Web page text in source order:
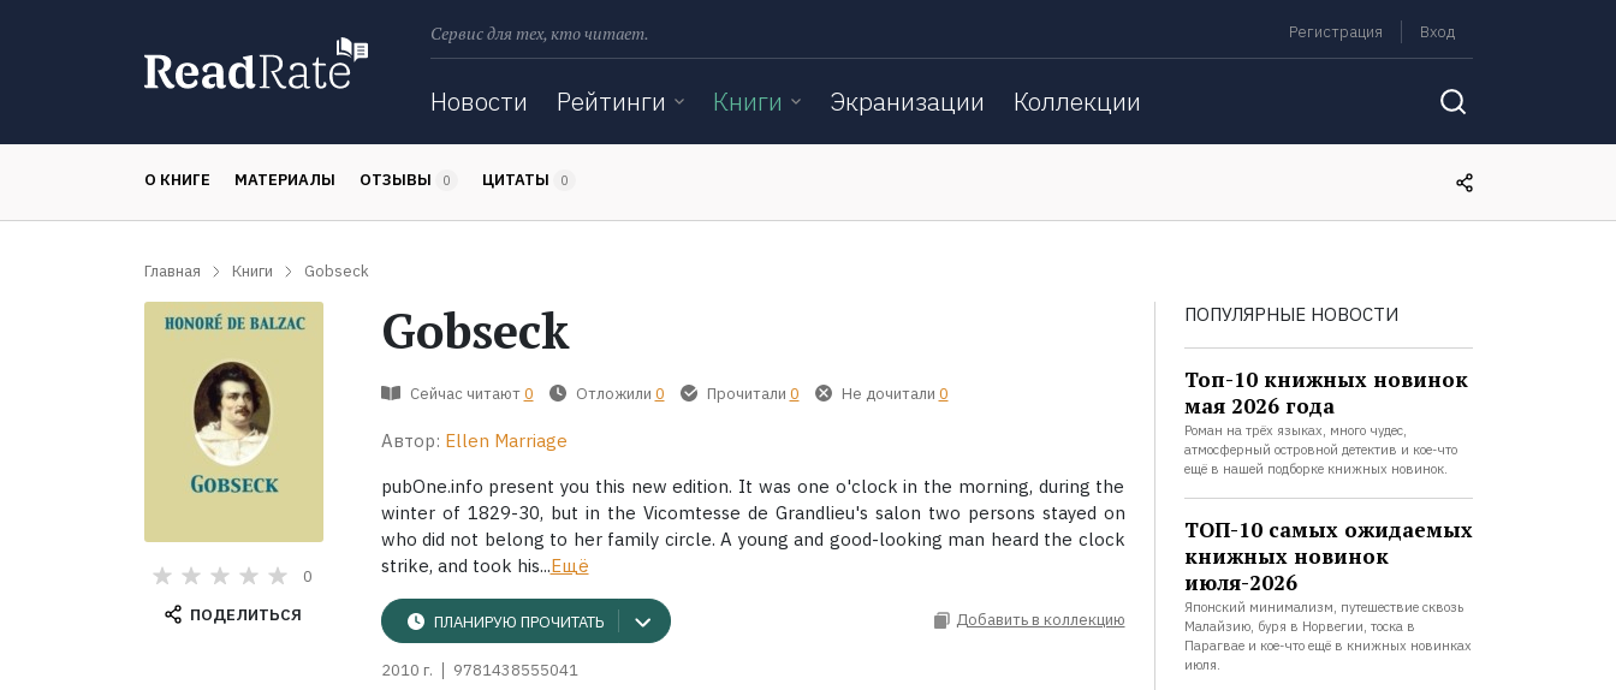
Сервис для тех, кто читает. Регистрация Вход
Новости Рейтинги Книги Экранизации Коллекции
О КНИГЕ МАТЕРИАЛЫ ОТЗЫВЫ 0 ЦИТАТЫ 0
Главная Книги Gobseck
0
ПОДЕЛИТЬСЯ
Gobseck
Сейчас читают 0 Отложили 0 Прочитали 0 Не дочитали 0
Автор: Ellen Marriage
pubOne.info present you this new edition. It was one o'clock in the morning, during the
winter of 1829-30, but in the Vicomtesse de Grandlieu's salon two persons stayed on
who did not belong to her family circle. A young and good-looking man heard the clock
strike, and took his...Ещё
ПЛАНИРУЮ ПРОЧИТАТЬ Добавить в коллекцию
2010 г. 9781438555041
ПОПУЛЯРНЫЕ НОВОСТИ
Топ-10 книжных новинок
мая 2026 года
Роман на трёх языках, много чудес,
атмосферный островной детектив и кое-что
ещё в нашей подборке книжных новинок.
ТОП-10 самых ожидаемых
книжных новинок
июля-2026
Японский минимализм, путешествие сквозь
Малайзию, буря в Норвегии, тоска в
Парагвае и кое-что ещё в книжных новинках
июля.